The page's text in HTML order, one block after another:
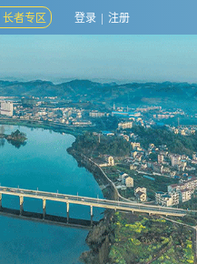
长者专区 登录 | 注册